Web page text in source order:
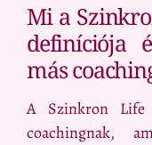
Mi a
definíciója
más
A Szinkron Life
coachingnak,